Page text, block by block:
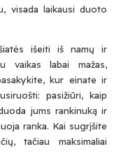
visada laikausi duoto
išeiti iš namų ir
vaikas labai mažas,
kur einate ir
pasižiūri, kaip
jums rankinuką ir
ranka. Kai sugrįšite
tačiau maksimaliai